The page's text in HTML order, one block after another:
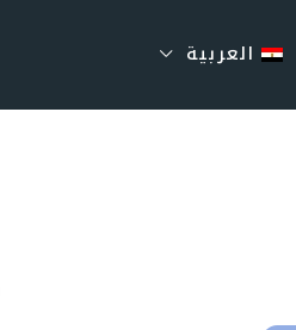
العربية